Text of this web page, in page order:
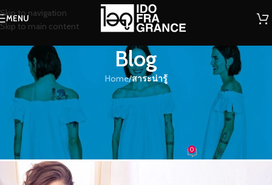
Skip to navigation
Skip to main content
MENU
Blog
Home/สาระน่ารู้
สาระน่ารู้
เพิ่มกลิ่นความหอมในแบบฉบับสไตล์ที่
เป็นคุณ
น้องน้ำหอม On 07/03/2017 0